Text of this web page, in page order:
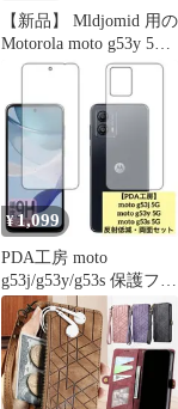
【新品】 Mldjomid 用の
Motorola moto g53y 5G
ケース 手帳型 モト
G53j5g スマホケース 携
帯カバー 財布型 6.5イ
ンチ対応 モトローラ
moto g53y / g53j 5g ケー
ス手帳型 case 幸せな子
猫 携帯ケ 1
¥1,099
PDA工房 moto
g53j/g53y/g53s 保護フィ
ルム両面セット